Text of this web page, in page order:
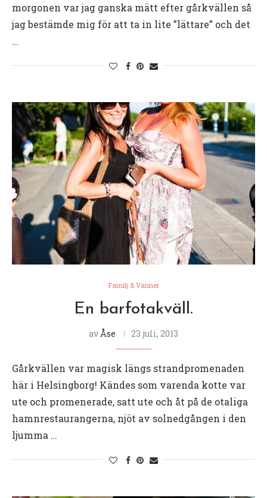
morgonen var jag ganska mätt efter gårkvällen så
jag bestämde mig för att ta in lite ”lättare” och det
…
Familj & Vänner
En barfotakväll.
av Åse 23 juli, 2013
Gårkvällen var magisk längs strandpromenaden
här i Helsingborg! Kändes som varenda kotte var
ute och promenerade, satt ute och åt på de otaliga
hamnrestaurangerna, njöt av solnedgången i den
ljumma …